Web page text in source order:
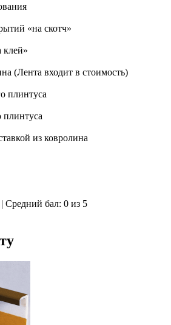
«на скотч»
клей»
(Лента входит в стоимость)
плинтуса
плинтуса
из ковролина
Средний бал: 0 из 5